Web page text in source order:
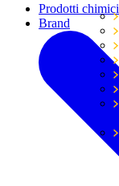
Prodotti chimici
Brand